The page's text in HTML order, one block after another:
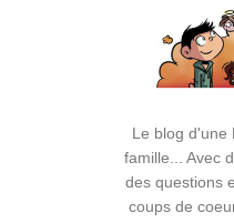
Le blog d'une
famille... Avec
des questions
coups de